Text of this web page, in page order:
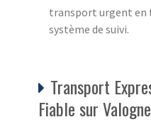
transport urgent en
système de suivi.
Transport
Fiable sur